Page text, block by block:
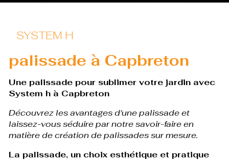
SYSTEM H
palissade à Capbreton
Une palissade pour sublimer votre jardin avec
System h à Capbreton
Découvrez les avantages d'une palissade et
laissez-vous séduire par notre savoir-faire en
matière de création de palissades sur mesure.
La palissade, un choix esthétique et pratique